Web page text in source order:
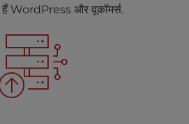
हैं WordPress और वूकॉमर्स.